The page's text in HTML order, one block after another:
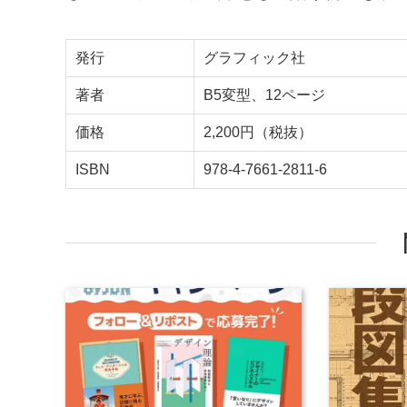
発行 グラフィック社
著者 B5変型、12ページ
価格 2,200円（税抜）
ISBN 978-4-7661-2811-6